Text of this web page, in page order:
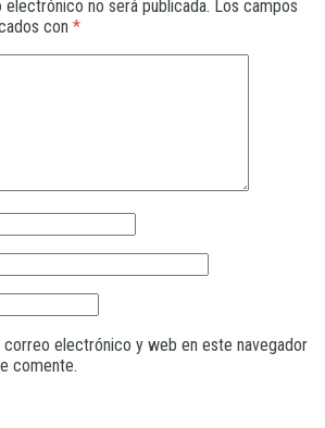
no será publicada. Los campos
con *
correo electrónico y web en este navegador
comente.